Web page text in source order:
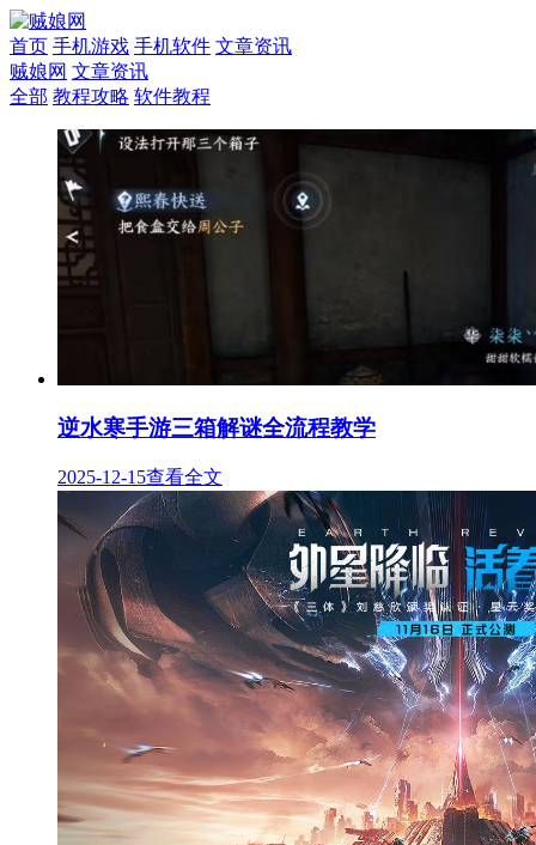
首页 手机游戏 手机软件 文章资讯
贼娘网 文章资讯
全部 教程攻略 软件教程
逆水寒手游三箱解谜全流程教学
2025-12-15查看全文